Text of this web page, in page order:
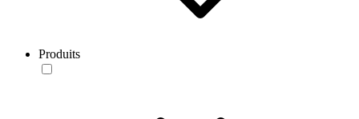
Produits